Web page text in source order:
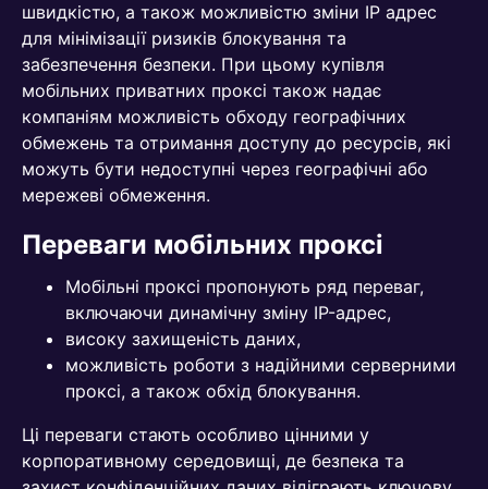
швидкістю, а також можливістю зміни IP адрес
для мінімізації ризиків блокування та
забезпечення безпеки. При цьому купівля
мобільних приватних проксі також надає
компаніям можливість обходу географічних
обмежень та отримання доступу до ресурсів, які
можуть бути недоступні через географічні або
мережеві обмеження.
Переваги мобільних проксі
Мобільні проксі пропонують ряд переваг,
включаючи динамічну зміну IP-адрес,
високу захищеність даних,
можливість роботи з надійними серверними
проксі, а також обхід блокування.
Ці переваги стають особливо цінними у
корпоративному середовищі, де безпека та